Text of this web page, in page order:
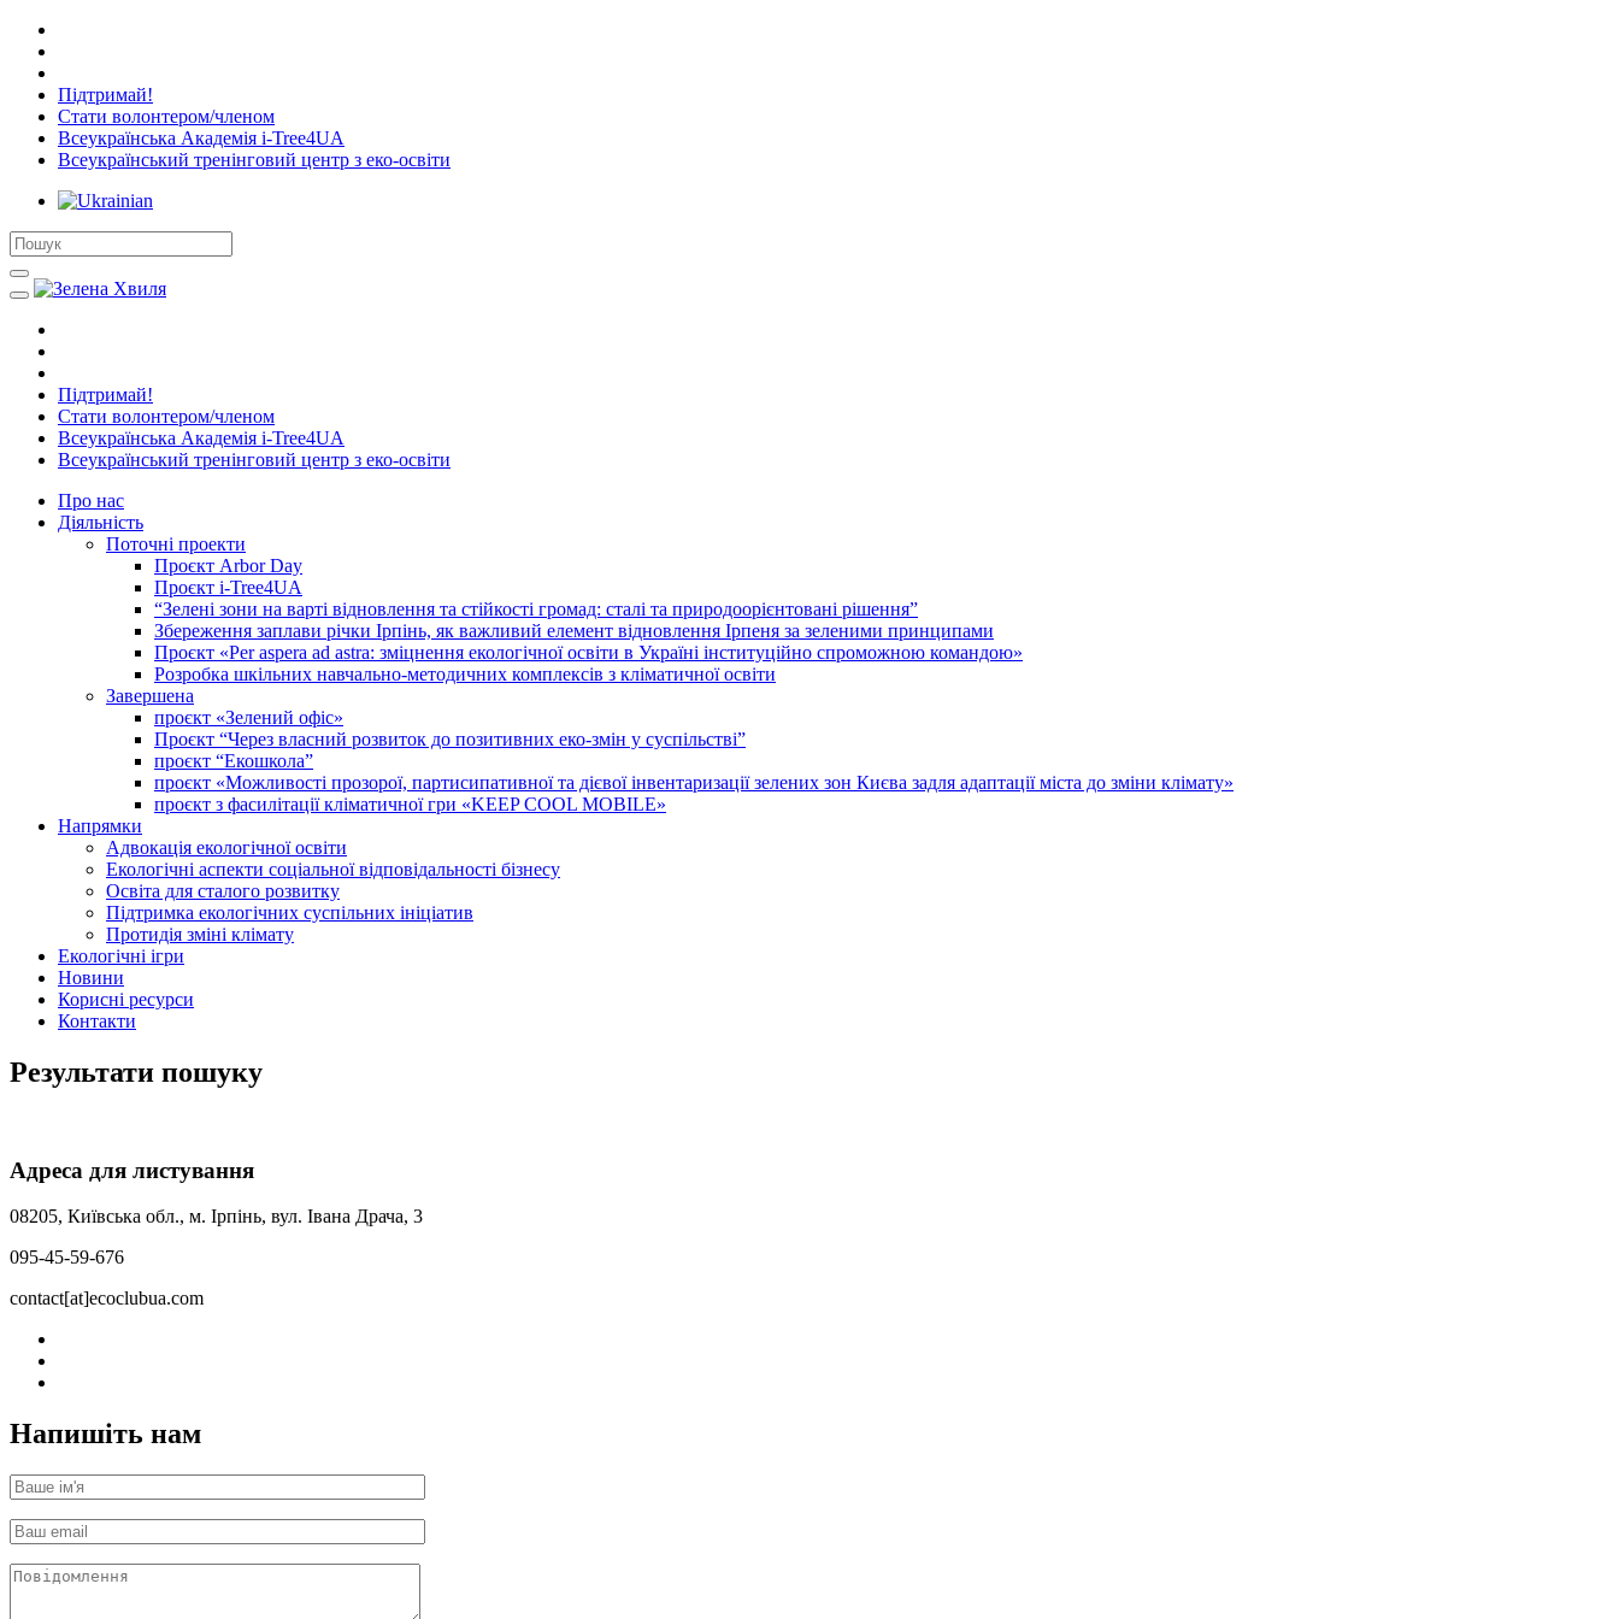
Підтримай!
Стати волонтером/членом
Всеукраїнська Академія i-Tree4UA
Всеукраїнський тренінговий центр з еко-освіти
Підтримай!
Стати волонтером/членом
Всеукраїнська Академія i-Tree4UA
Всеукраїнський тренінговий центр з еко-освіти
Про нас
Діяльність
Поточні проекти
Проєкт Arbor Day
Проєкт i-Tree4UA
“Зелені зони на варті відновлення та стійкості громад: cталі та природоорієнтовані рішення”
Збереження заплави річки Ірпінь, як важливий елемент відновлення Ірпеня за зеленими принципами
Проєкт «Per aspera ad astra: зміцнення екологічної освіти в Україні інституційно спроможною командою»
Розробка шкільних навчально-методичних комплексів з кліматичної освіти
Завершена
проєкт «Зелений офіс»
Проєкт “Через власний розвиток до позитивних еко-змін у суспільстві”
проєкт “Екошкола”
проєкт «Можливості прозорої, партисипативної та дієвої інвентаризації зелених зон Києва задля адаптації міста до зміни клімату»
проєкт з фасилітації кліматичної гри «KEEP COOL MOBILE»
Напрямки
Адвокація екологічної освіти
Екологічні аспекти соціальної відповідальності бізнесу
Освіта для сталого розвитку
Підтримка екологічних суспільних ініціатив
Протидія зміні клімату
Екологічні ігри
Новини
Корисні ресурси
Контакти
Результати пошуку
Адреса для листування
08205, Київська обл., м. Ірпінь, вул. Івана Драча, 3
095-45-59-676
contact[at]ecoclubua.com
Напишіть нам